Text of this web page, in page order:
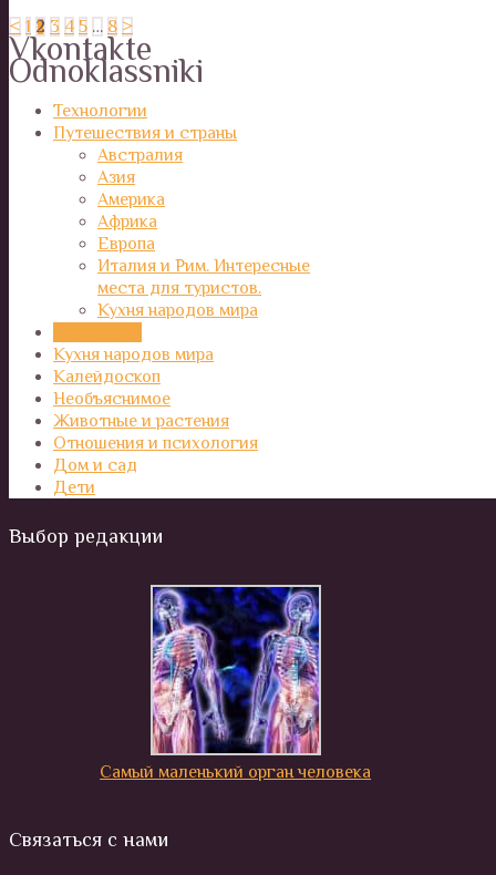
< 1 2 3 4 5 … 8 >
Vkontakte
Odnoklassniki
Технологии
Путешествия и страны
Австралия
Азия
Америка
Африка
Европа
Италия и Рим. Интересные
места для туристов.
Кухня народов мира
Кухня народов мира
Калейдоскоп
Необъяснимое
Животные и растения
Отношения и психология
Дом и сад
Дети
Выбор редакции
Самый маленький орган человека
Связаться с нами